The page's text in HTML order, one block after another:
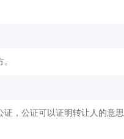
，公证可以证明转让人的意思